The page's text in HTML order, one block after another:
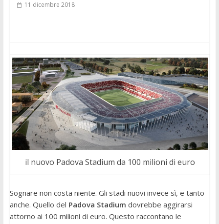
11 dicembre 2018
il nuovo Padova Stadium da 100 milioni di euro
Sognare non costa niente. Gli stadi nuovi invece sì, e tanto
anche. Quello del Padova Stadium dovrebbe aggirarsi
attorno ai 100 milioni di euro. Questo raccontano le